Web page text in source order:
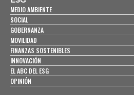
MEDIO AMBIENTE
SOCIAL
GOBERNANZA
MOVILIDAD
FINANZAS SOSTENIBLES
INNOVACIÓN
EL ABC DEL ESG
OPINIÓN